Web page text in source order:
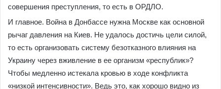
совершения преступления, то есть в ОРДЛО.
И главное. Война в Донбассе нужна Москве как основной
рычаг давления на Киев. Не удалось достичь цели силой,
то есть организовать систему безотказного влияния на
Украину через вживление в ее организм «республик»?
Чтобы медленно истекала кровью в ходе конфликта
«низкой интенсивности». Ведь это, как хорошо видно из